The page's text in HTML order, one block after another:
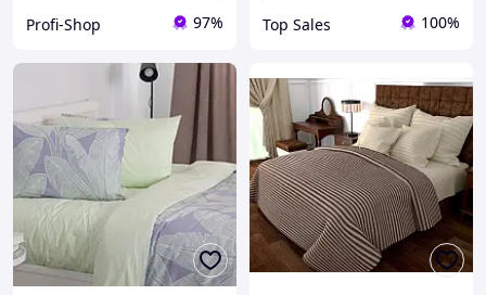
Profi-Shop 97% Top Sales 100%